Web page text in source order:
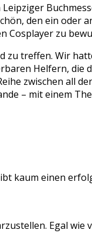
den ein oder
Cosplayer zu
zu treffen. Wir
Helfern, die
zwischen all
– mit einem
kaum einen
Egal wie